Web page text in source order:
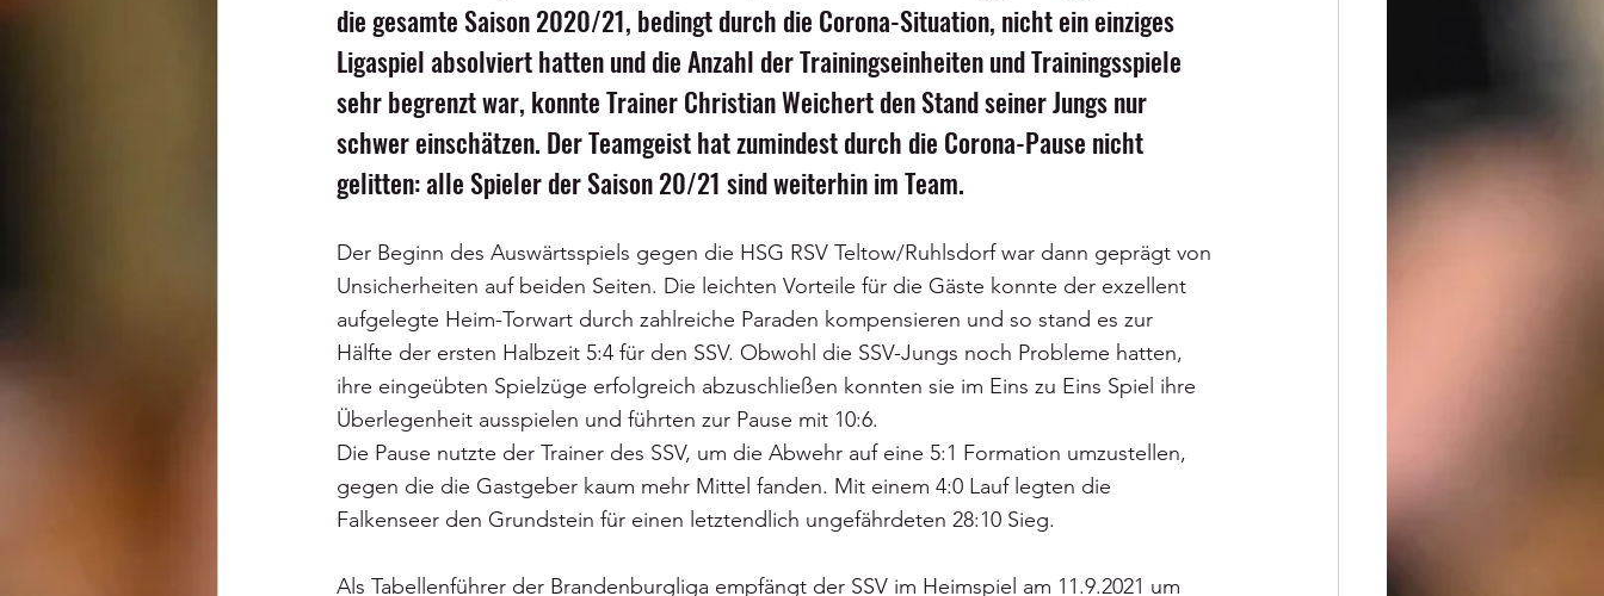
die gesamte Saison 2020/21, bedingt durch die Corona-Situation, nicht ein einziges
Ligaspiel absolviert hatten und die Anzahl der Trainingseinheiten und Trainingsspiele
sehr begrenzt war, konnte Trainer Christian Weichert den Stand seiner Jungs nur
schwer einschätzen. Der Teamgeist hat zumindest durch die Corona-Pause nicht
gelitten: alle Spieler der Saison 20/21 sind weiterhin im Team.
Der Beginn des Auswärtsspiels gegen die HSG RSV Teltow/Ruhlsdorf war dann geprägt von
Unsicherheiten auf beiden Seiten. Die leichten Vorteile für die Gäste konnte der exzellent
aufgelegte Heim-Torwart durch zahlreiche Paraden kompensieren und so stand es zur
Hälfte der ersten Halbzeit 5:4 für den SSV. Obwohl die SSV-Jungs noch Probleme hatten,
ihre eingeübten Spielzüge erfolgreich abzuschließen konnten sie im Eins zu Eins Spiel ihre
Überlegenheit ausspielen und führten zur Pause mit 10:6.
Die Pause nutzte der Trainer des SSV, um die Abwehr auf eine 5:1 Formation umzustellen,
gegen die die Gastgeber kaum mehr Mittel fanden. Mit einem 4:0 Lauf legten die
Falkenseer den Grundstein für einen letztendlich ungefährdeten 28:10 Sieg.
Als Tabellenführer der Brandenburgliga empfängt der SSV im Heimspiel am 11.9.2021 um